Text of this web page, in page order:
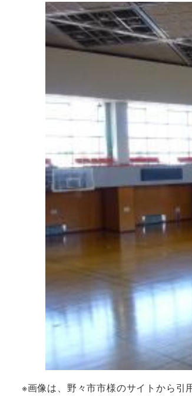
※画像は、野々市市様のサイトから引